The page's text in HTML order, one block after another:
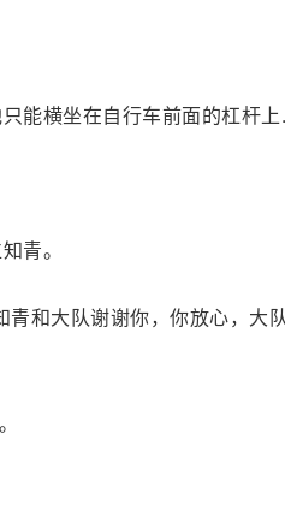
能横坐在自行车前面的杠杆
青。
和大队谢谢你，你放心，